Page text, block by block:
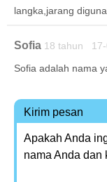
langka,jarang
Sofia 18 tahun 17-
Sofia adalah nama
Kirim pesan
Apakah Anda
nama Anda dan